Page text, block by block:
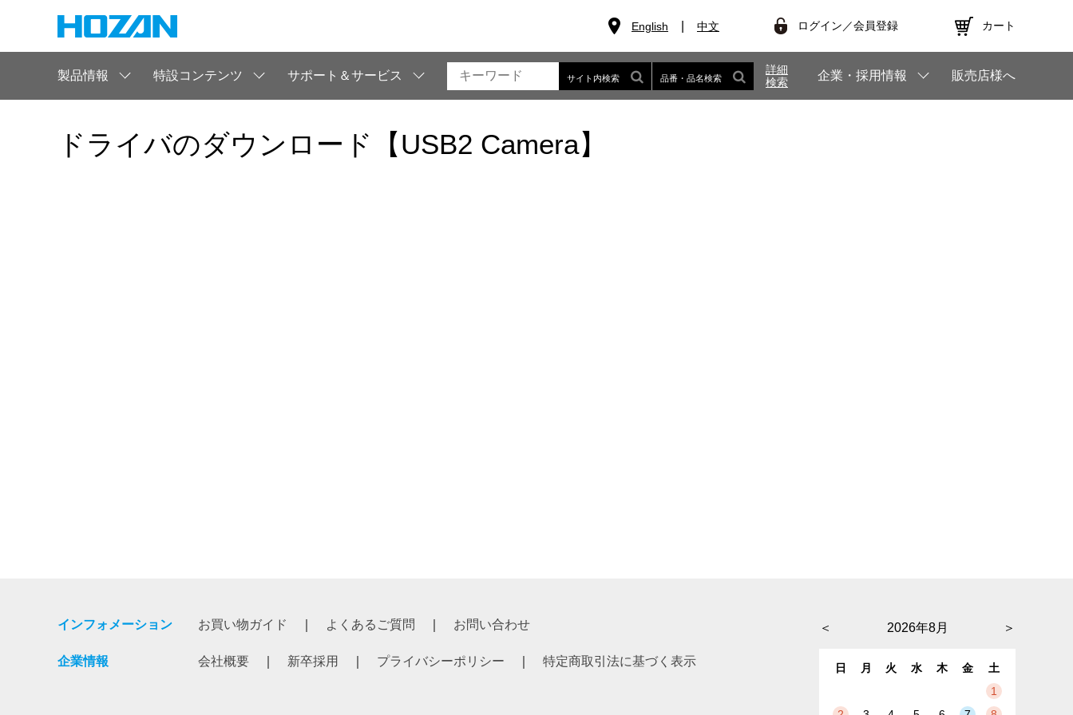
English 中文 ログイン／会員登録 カート
製品情報 特設コンテンツ サポート＆サービス サイト内検索 品番・品名検索
詳細
検索
企業・採用情報 販売店様へ
ドライバのダウンロード【USB2 Camera】
インフォメーション お買い物ガイド よくあるご質問 お問い合わせ
企業情報 会社概要 新卒採用 プライバシーポリシー 特定商取引法に基づく表示
＜ ＞
2026年8月
日 月 火 水 木 金
土
1